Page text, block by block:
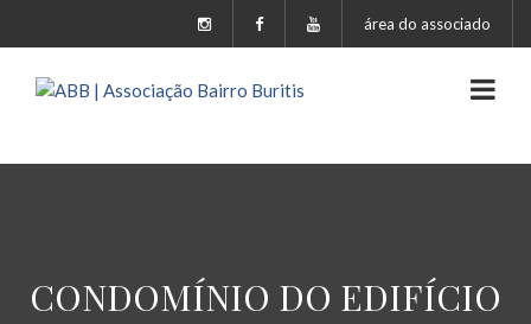
área do associado
CONDOMÍNIO DO EDIFÍCIO